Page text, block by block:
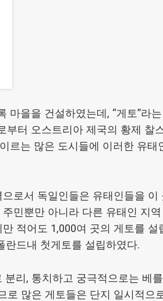
마을을 건설하였는데, “게토”라
터 오스트리아 제국의 황제 찰
르는 많은 도시들에 이러한 유태
로서 독일인들은 유태인들을 이
민뿐만 아니라 다른 유태인 지
적어도 1,000여 곳의 게토를 설
란드내 첫게토를 설립하였다.
리, 통치하고 궁극적으로는 베
많은 게토들은 단지 일시적으